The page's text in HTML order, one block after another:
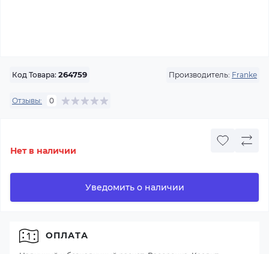
Код Товара: 264759 Производитель: Franke
Отзывы: 0
Нет в наличии
Уведомить о наличии
ОПЛАТА